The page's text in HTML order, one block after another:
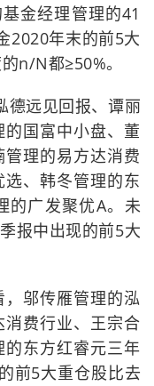
金经理管理的41
2020年末的前5大
n/N都≥50%。
德远见回报、谭丽
国富中小盘、董
理的易方达消费
、韩冬管理的东
的广发聚优A。未
报中出现的前5大
邬传雁管理的泓
费行业、王宗合
东方红睿元三年
前5大重仓股比去